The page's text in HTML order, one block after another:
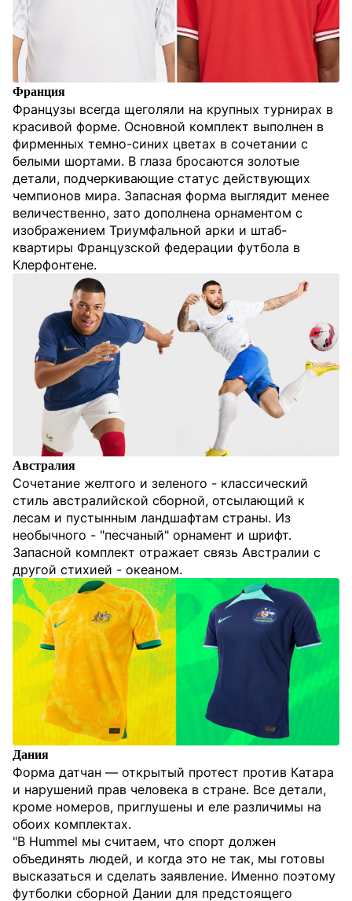
Франция
Французы всегда щеголяли на крупных турнирах в
красивой форме. Основной комплект выполнен в
фирменных темно-синих цветах в сочетании с
белыми шортами. В глаза бросаются золотые
детали, подчеркивающие статус действующих
чемпионов мира. Запасная форма выглядит менее
величественно, зато дополнена орнаментом с
изображением Триумфальной арки и штаб-
квартиры Французской федерации футбола в
Клерфонтене.
Австралия
Сочетание желтого и зеленого - классический
стиль австралийской сборной, отсылающий к
лесам и пустынным ландшафтам страны. Из
необычного - "песчаный" орнамент и шрифт.
Запасной комплект отражает связь Австралии с
другой стихией - океаном.
Дания
Форма датчан — открытый протест против Катара
и нарушений прав человека в стране. Все детали,
кроме номеров, приглушены и еле различимы на
обоих комплектах.
"В Hummel мы считаем, что спорт должен
объединять людей, и когда это не так, мы готовы
высказаться и сделать заявление. Именно поэтому
футболки сборной Дании для предстоящего